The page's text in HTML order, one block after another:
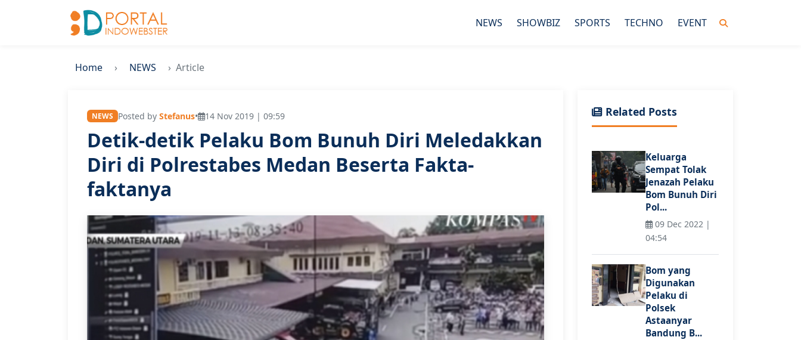
NEWS SHOWBIZ SPORTS TECHNO EVENT
Home NEWS Article
NEWS Posted by Stefanus• 14 Nov 2019 | 09:59
Detik-detik Pelaku Bom Bunuh Diri Meledakkan
Diri di Polrestabes Medan Beserta Fakta-
faktanya
Related Posts
Keluarga
Sempat Tolak
Jenazah Pelaku
Bom Bunuh Diri
Pol...
09 Dec 2022 |
04:54
Bom yang
Digunakan
Pelaku di
Polsek
Astaanyar
Bandung B...